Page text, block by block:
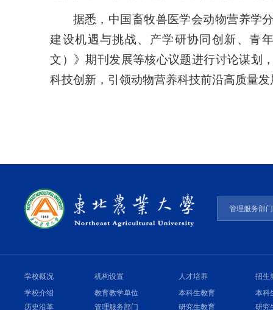
据悉，中国畜牧兽医学会动物营养学
建设机遇与挑战、产学研协同创新、青
文）》期刊发展等核心议题进行讨论谋划
科技创新，引领动物营养科技前沿高质量发
管理服务部门
学校概况
学校介绍
历史沿革
机构设置
教育教学单位
管理服务部门
人才培养
本科生教育
研究生教育
招生
本科
研究